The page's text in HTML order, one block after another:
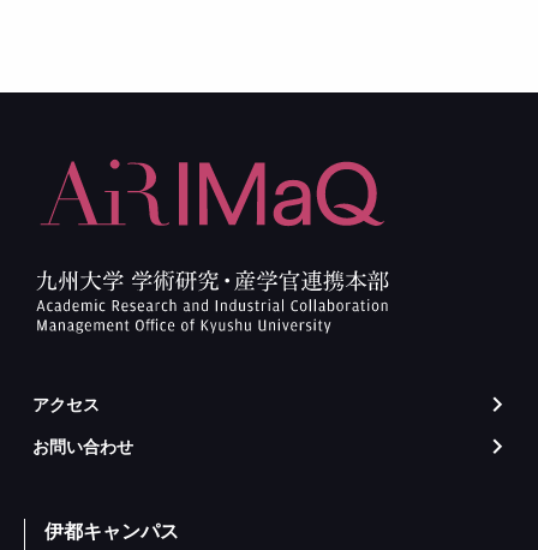
アクセス arrow_forward_ios
お問い合わせ arrow_forward_ios
伊都キャンパス